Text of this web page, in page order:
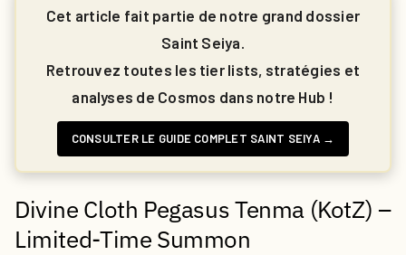
Cet article fait partie de notre grand dossier
Saint Seiya.
Retrouvez toutes les tier lists, stratégies et
analyses de Cosmos dans notre Hub !
CONSULTER LE GUIDE COMPLET SAINT SEIYA →
Divine Cloth Pegasus Tenma (KotZ) –
Limited-Time Summon